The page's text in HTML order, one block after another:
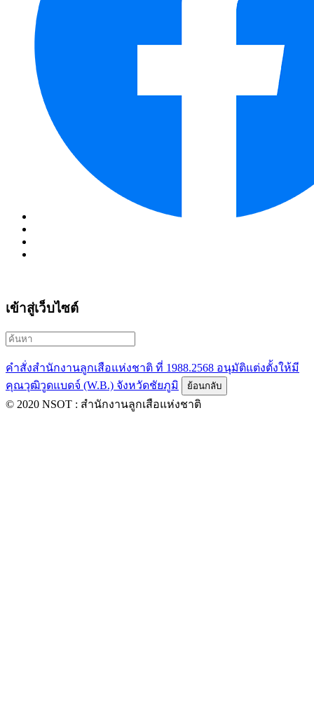
เข้าสู่เว็บไซต์
คำสั่งสำนักงานลูกเสือแห่งชาติ ที่ 1988.2568 อนุมัติแต่งตั้งให้มี
คุณวุฒิวูดแบดจ์ (W.B.) จังหวัดชัยภูมิ
© 2020 NSOT : สำนักงานลูกเสือแห่งชาติ